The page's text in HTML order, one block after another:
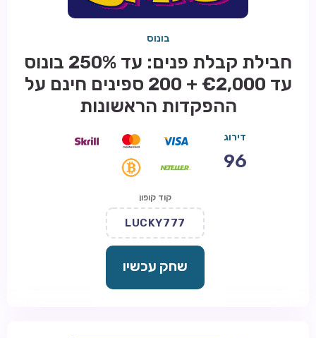
בונוס
חבילת קבלת פנים: עד 250% בונוס
עד €2,000 + 200 ספינים חינם על
ההפקדות הראשונות
דירוג
96
קוד קופון
LUCKY777
שחק עכשיו